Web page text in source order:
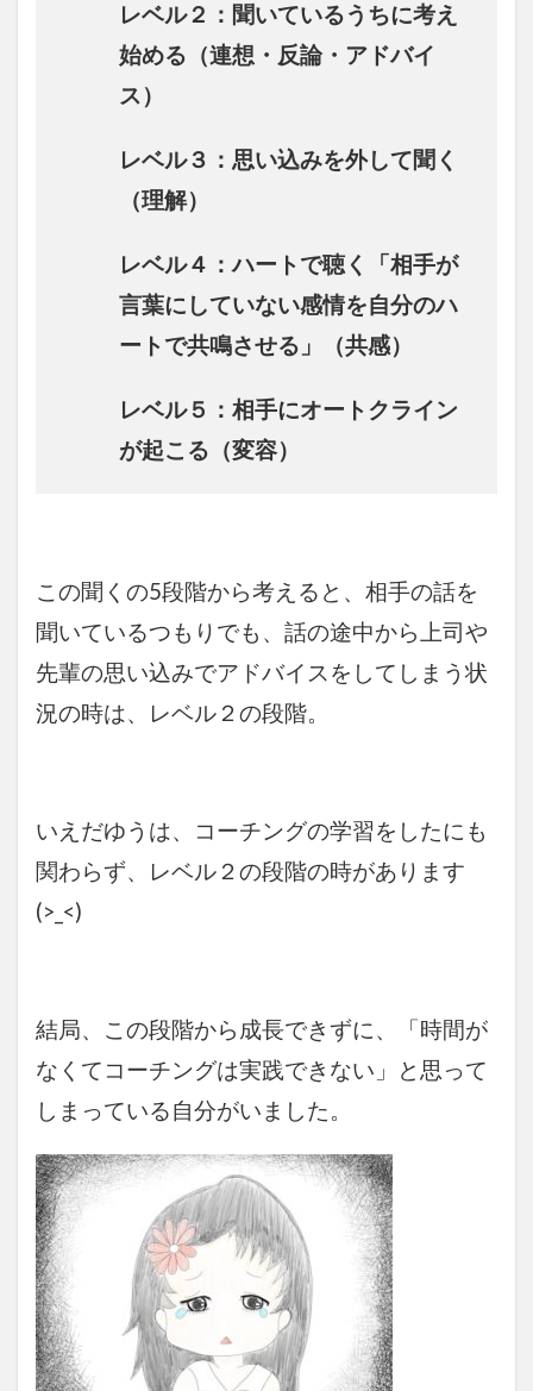
レベル２：聞いているうちに考え
始める（連想・反論・アドバイ
ス）
レベル３：思い込みを外して聞く
（理解）
レベル４：ハートで聴く「相手が
言葉にしていない感情を自分のハ
ートで共鳴させる」（共感）
レベル５：相手にオートクライン
が起こる（変容）
この聞くの5段階から考えると、相手の話を
聞いているつもりでも、話の途中から上司や
先輩の思い込みでアドバイスをしてしまう状
況の時は、レベル２の段階。
いえだゆうは、コーチングの学習をしたにも
関わらず、レベル２の段階の時があります
(>_<)
結局、この段階から成長できずに、「時間が
なくてコーチングは実践できない」と思って
しまっている自分がいました。